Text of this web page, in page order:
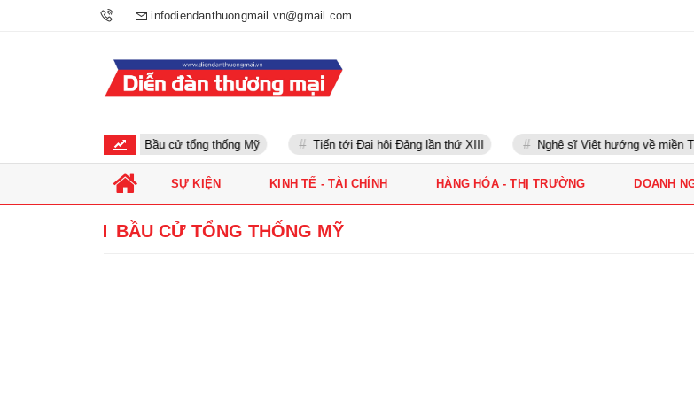
infodiendanthuongmail.vn@gmail.com
Bầu cử tổng thống Mỹ Tiến tới Đại hội Đảng lần thứ XIII Nghệ sĩ Việt hướng về miền
SỰ KIỆN KINH TẾ - TÀI CHÍNH HÀNG HÓA - THỊ TRƯỜNG DOANH
BẦU CỬ TỔNG THỐNG MỸ